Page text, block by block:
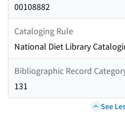
00108882
Cataloging Rule
National Diet Library
Bibliographic Record
131
See